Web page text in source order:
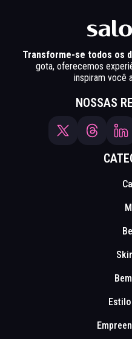
Transforme-se todos os
gota, oferecemos
inspiram você
NOSSAS